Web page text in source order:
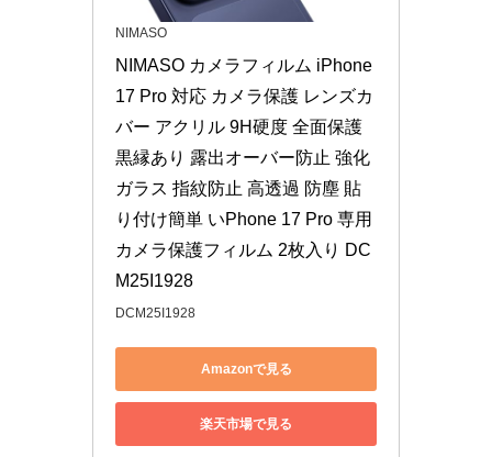
NIMASO
NIMASO カメラフィルム iPhone
17 Pro 対応 カメラ保護 レンズカ
バー アクリル 9H硬度 全面保護
黒縁あり 露出オーバー防止 強化
ガラス 指紋防止 高透過 防塵 貼
り付け簡単 いPhone 17 Pro 専用
カメラ保護フィルム 2枚入り DC
M25I1928
DCM25I1928
Amazonで見る
楽天市場で見る